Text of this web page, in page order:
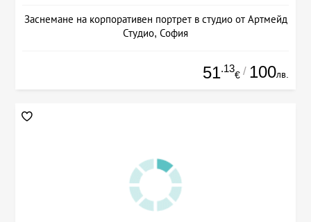
Заснемане на корпоративен портрет в студио от Артмейд
Студио, София
51.13
€ / 100лв.